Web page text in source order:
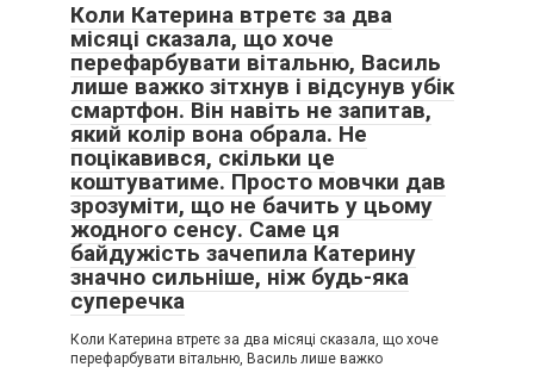
Коли Катерина втретє за два
місяці сказала, що хоче
перефарбувати вітальню, Василь
лише важко зітхнув і відсунув убік
смартфон. Він навіть не запитав,
який колір вона обрала. Не
поцікавився, скільки це
коштуватиме. Просто мовчки дав
зрозуміти, що не бачить у цьому
жодного сенсу. Саме ця
байдужість зачепила Катерину
значно сильніше, ніж будь-яка
суперечка
Коли Катерина втретє за два місяці сказала, що хоче
перефарбувати вітальню, Василь лише важко